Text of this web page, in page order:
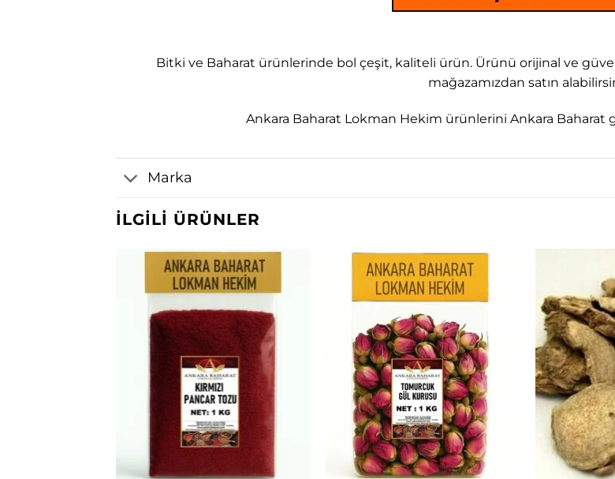
Bitki ve Baharat ürünlerinde bol çeşit, kaliteli ürün. Ürünü orijinal ve
mağazamızdan satın
Ankara Baharat Lokman Hekim ürünlerini Ankara
Marka
İLGILI ÜRÜNLER